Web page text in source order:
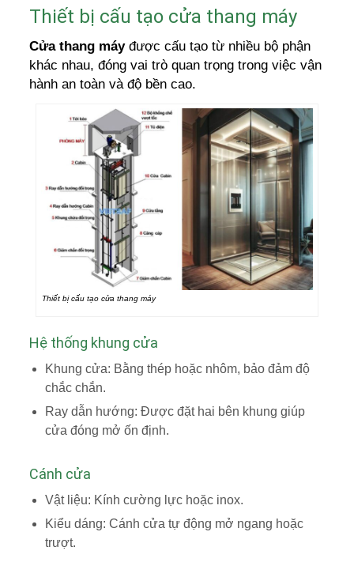
Thiết bị cấu tạo cửa thang máy
Cửa thang máyđược cấu tạo từ nhiều bộ phận
khác nhau, đóng vai trò quan trọng trong việc vận
hành an toàn và độ bền cao.
Thiết bị cấu tạo cửa thang máy
Hệ thống khung cửa
Khung cửa: Bằng thép hoặc nhôm, bảo đảm độ
chắc chắn.
Ray dẫn hướng: Được đặt hai bên khung giúp
cửa đóng mở ốn định.
Cánh cửa
Vật liệu: Kính cường lực hoặc inox.
Kiểu dáng: Cánh cửa tự động mở ngang hoặc
trượt.